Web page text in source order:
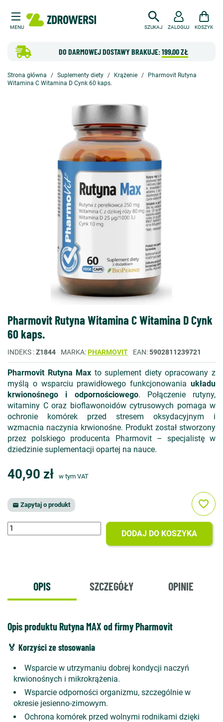
MENU SZUKAJ
DO DARMOWEJ DOSTAWY BRAKUJE:199,00 ZŁ
ZALOGUJ KOSZYK
Strona główna Suplementy diety Krążenie
Pharmovit Rutyna
Witamina C Witamina D Cynk 60 kaps.
Pharmovit Rutyna Witamina C Witamina D Cynk
60 kaps.
INDEKS Z1844 MARKA PHARMOVIT EAN 5902811239721
Pharmovit Rutyna Max to suplement diety opracowany z
myślą o wsparciu prawidłowego funkcjonowania układu
krwionośnego i odpornościowego. Połączenie rutyny,
witaminy C oraz bioflawonoidów cytrusowych pomaga w
ochronie komórek przed stresem oksydacyjnym i
wzmacnia naczynia krwionośne. Produkt został stworzony
przez polskiego producenta Pharmovit – specjalistę w
dziedzinie suplementacji opartej na nauce.
40,90 zł w tym VAT
 Zapytaj o produkt
DODAJ DO KOSZYKA
favorite_border
OPIS SZCZEGÓŁY OPINIE
Opis produktu Rutyna MAX od firmy Pharmovit
🏅 Korzyści ze stosowania
Wsparcie w utrzymaniu dobrej kondycji naczyń
krwionośnych i mikrokrążenia.
Wsparcie odporności organizmu, szczególnie w
okresie jesienno-zimowym.
Ochrona komórek przed wolnymi rodnikami dzięki